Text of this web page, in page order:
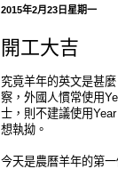
2015年2月23日星期一
開工大吉
究竟羊年的英文是甚
察，外國人慣常使用
士，則不建議使用
想執拗。
今天是農曆羊年的第